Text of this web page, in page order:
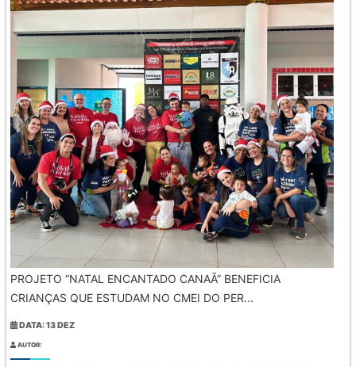
PROJETO “NATAL ENCANTADO CANAÃ” BENEFICIA
CRIANÇAS QUE ESTUDAM NO CMEI DO PER...
DATA: 13 DEZ
AUTOR: